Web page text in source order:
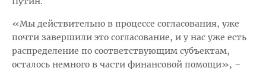
«Мы действительно в процессе согласования, уже
почти завершили это согласование, и у нас уже есть
распределение по соответствующим субъектам,
осталось немного в части финансовой помощи», –